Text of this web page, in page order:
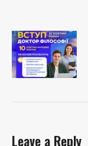
Leave a Reply